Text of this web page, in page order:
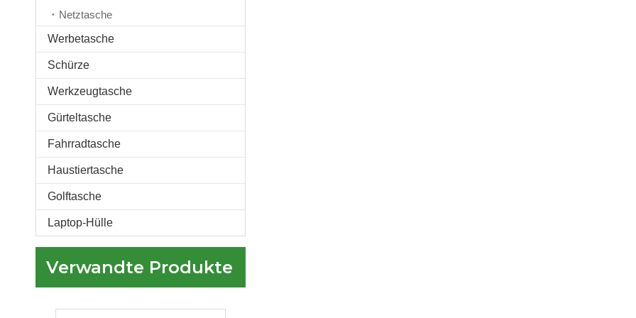
Netztasche
Werbetasche
Schürze
Werkzeugtasche
Gürteltasche
Fahrradtasche
Haustiertasche
Golftasche
Laptop-Hülle
Verwandte Produkte